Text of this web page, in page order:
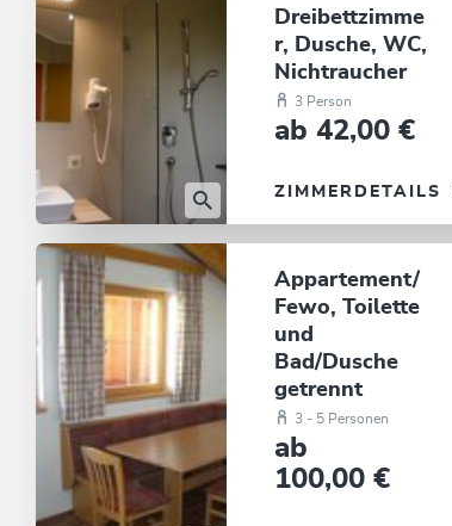
Dreibettzimme
r, Dusche, WC,
Nichtraucher
3 Person
ab 42,00 €
ZIMMERDETAILS
Appartement/
Fewo, Toilette
und
Bad/Dusche
getrennt
3 - 5 Personen
ab
100,00 €